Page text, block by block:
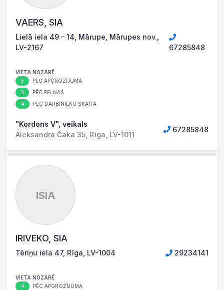
VAERS, SIA
Lielā iela 49 – 14, Mārupe, Mārupes nov.,
LV-2167
67285848
VIETA NOZARĒ
5 PĒC APGROZĪJUMA
3 PĒC PEĻŅAS
4 PĒC DARBINIEKU SKAITA
"Kordons V", veikals
Aleksandra Čaka 35, Rīga, LV-1011
67285848
ISIA
IRIVEKO, SIA
Tēriņu iela 47, Rīga, LV-1004 29234141
VIETA NOZARĒ
4 PĒC APGROZĪJUMA